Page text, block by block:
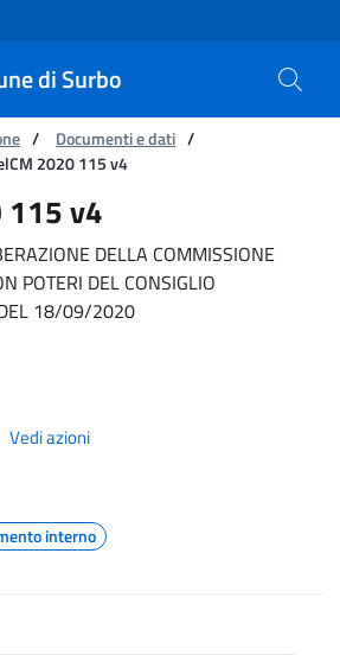
di Surbo
/ Documenti e dati /
2020 115 v4
v4
115 v4
DELLA COMMISSIONE
POTERI DEL CONSIGLIO
18/09/2020
Vedi azioni
interno